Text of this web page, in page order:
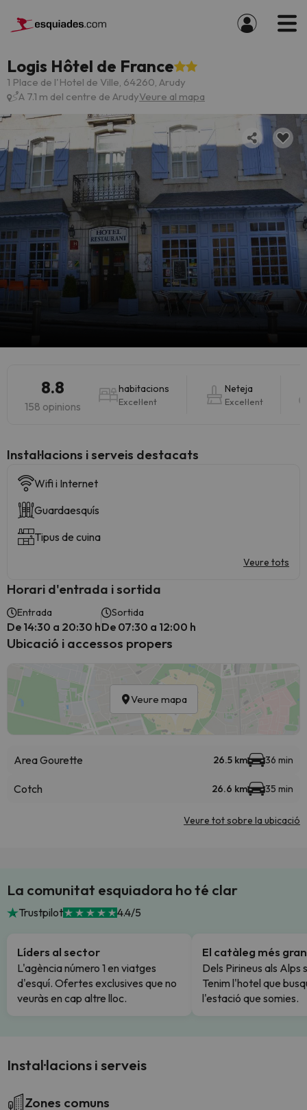
Logis Hôtel de France
1 Place de l'Hotel de Ville, 64260, Arudy
A 7.1 m del centre de ArudyVeure al mapa
8.8
158 opinions
habitacions
Excel·lent
Neteja
Excel·lent
Instal·lacions i serveis destacats
Wifi i Internet
Guardaesquís
Tipus de cuina
Veure tots
Horari d'entrada i sortida
Entrada
De 14:30 a 20:30 h
Sortida
De 07:30 a 12:00 h
Ubicació i accessos propers
Veure mapa
Area Gourette 26.5 km 36 min
Cotch 26.6 km 35 min
Veure tot sobre la ubicació
La comunitat esquiadora ho té clar
Trustpilot 4.4/5
Líders al sector
L'agència número 1 en viatges
d'esquí. Ofertes exclusives que no
veuràs en cap altre lloc.
El catàleg més gran
Dels Pirineus als Alps
Tenim l'hotel que
l'estació que somies.
Instal·lacions i serveis
Zones comuns